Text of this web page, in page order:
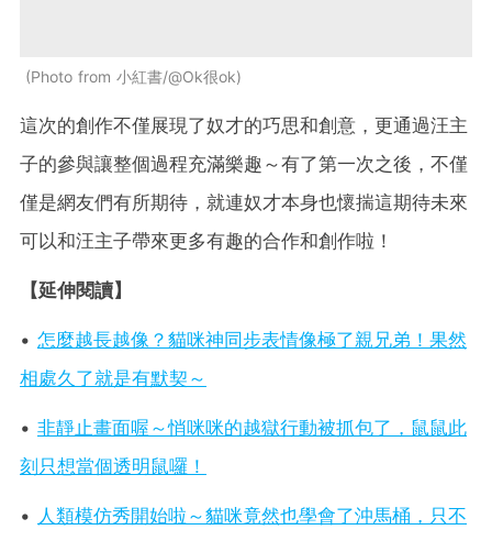
Photo from 小紅書/@Ok很ok
這次的創作不僅展現了奴才的巧思和創意，更通過汪主
子的參與讓整個過程充滿樂趣～有了第一次之後，不僅
僅是網友們有所期待，就連奴才本身也懷揣這期待未來
可以和汪主子帶來更多有趣的合作和創作啦！
【延伸閱讀】
• 怎麼越長越像？貓咪神同步表情像極了親兄弟！果然
相處久了就是有默契～
• 非靜止畫面喔～悄咪咪的越獄行動被抓包了，鼠鼠此
刻只想當個透明鼠囉！
• 人類模仿秀開始啦～貓咪竟然也學會了沖馬桶，只不